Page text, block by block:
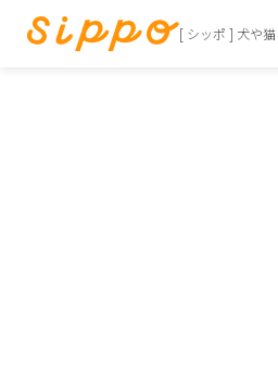
[ シッポ ] 犬や